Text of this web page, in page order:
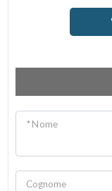
* Nome
Cognome